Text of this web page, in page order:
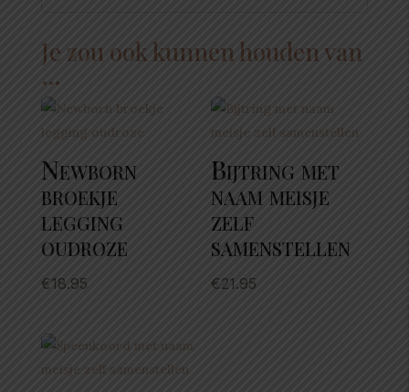
Je zou ook kunnen houden van
…
Newborn
broekje
legging
oudroze
€18.95
Bijtring met
naam meisje
zelf
samenstellen
€21.95